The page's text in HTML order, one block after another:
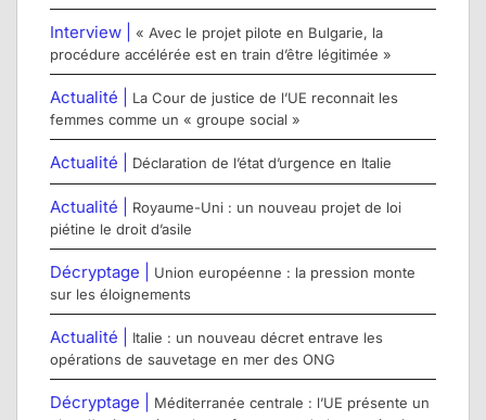
Interview |
« Avec le projet pilote en Bulgarie, la
procédure accélérée est en train d’être légitimée »
Actualité |
La Cour de justice de l’UE reconnait les
femmes comme un « groupe social »
Actualité | Déclaration de l’état d’urgence en Italie
Actualité |
Royaume-Uni : un nouveau projet de loi
piétine le droit d’asile
Décryptage |
Union européenne : la pression monte
sur les éloignements
Actualité |
Italie : un nouveau décret entrave les
opérations de sauvetage en mer des ONG
Décryptage |
Méditerranée centrale : l’UE présente un